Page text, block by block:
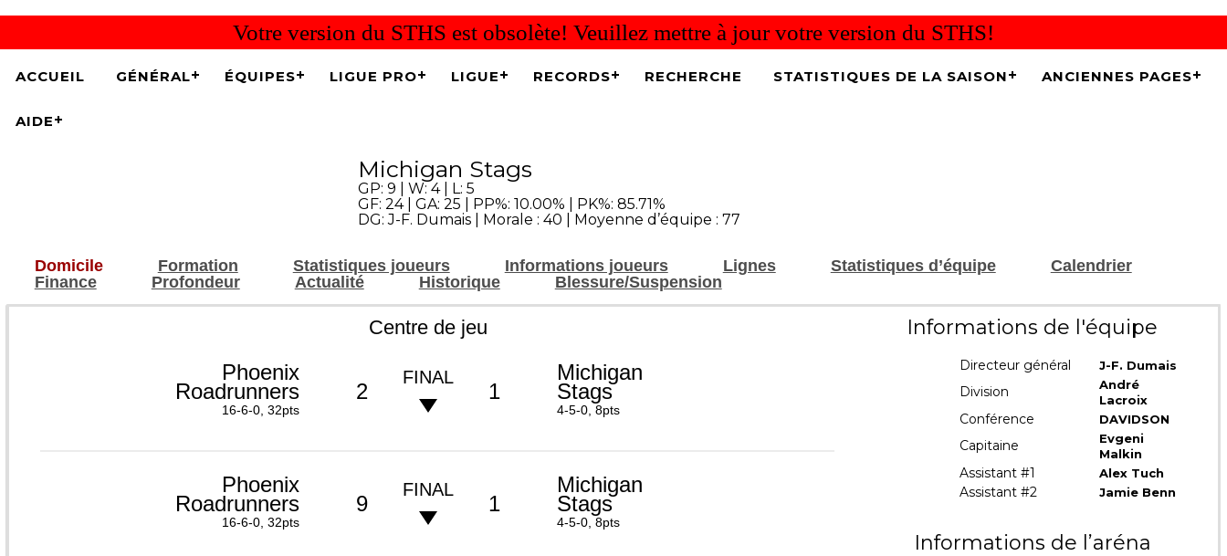
Votre version du STHS est obsolète! Veuillez mettre à jour votre version du STHS!
ACCUEIL GÉNÉRAL ÉQUIPES LIGUE PRO LIGUE RECORDS RECHERCHE STATISTIQUES DE LA SAISON ANCIENNES PAGES
AIDE
Michigan Stags
GP: 9 | W: 4 | L: 5
GF: 24 | GA: 25 | PP%: 10.00% | PK%: 85.71%
DG: J-F. Dumais | Morale : 40 | Moyenne d’équipe : 77
Domicile Formation Statistiques joueurs Informations joueurs Lignes Statistiques d’équipe
Calendrier
Finance
Profondeur Actualité Historique Blessure/Suspension
Centre de jeu
Phoenix
Roadrunners
16-6-0, 32pts
2
FINAL
1
Michigan
Stags
4-5-0, 8pts
Phoenix
Roadrunners
16-6-0, 32pts
9
FINAL
1
Michigan
Stags
4-5-0, 8pts
Informations de l'équipe
Directeur général J-F. Dumais
Division
André
Lacroix
Conférence DAVIDSON
Capitaine
Evgeni
Malkin
Assistant #1 Alex Tuch
Assistant #2 Jamie Benn
Informations de l’aréna